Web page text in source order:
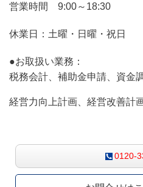
営業時間 9:00～18:30
休業日：土曜・日曜・祝日
●お取扱い業務：
税務会計、補助金申請、資金
経営力向上計画、経営改善計
0120-